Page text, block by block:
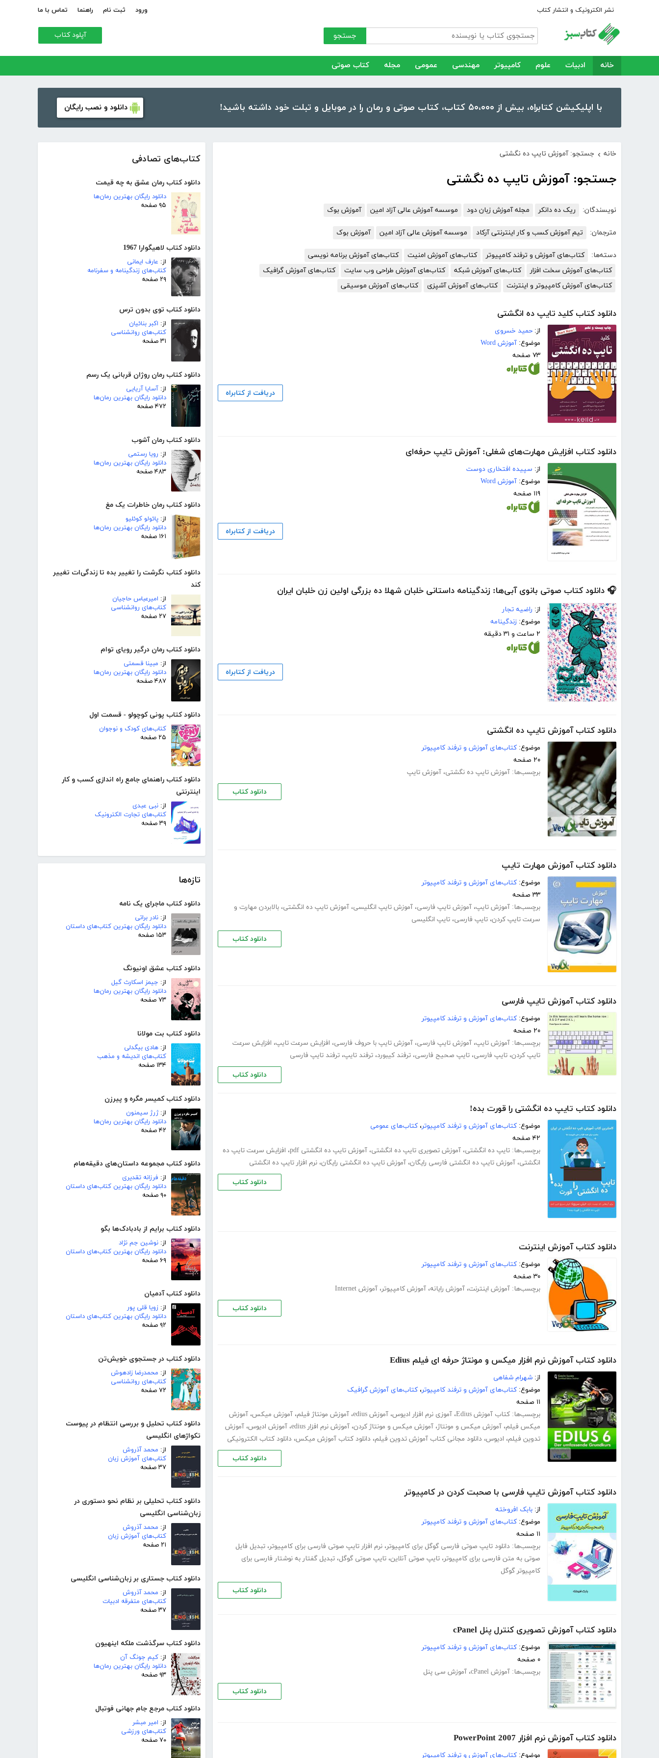
نشر الکترونیک و انتشار کتاب ورود ثبت نام راهنما تماس با ما
جستجو آپلود کتاب
خانه ادبیات علوم کامپیوتر مهندسی عمومی مجله کتاب صوتی
با اپلیکیشن کتابراه، بیش از ۵۰،۰۰۰ کتاب، کتاب صوتی و رمان را در موبایل و تبلت خود داشته باشید! دانلود و نصب رایگان
کتاب‌های تصادفی
دانلود کتاب رمان عشق به چه قیمت
دانلود رایگان بهترین رمان‌ها
۹۵ صفحه
دانلود کتاب لاهیگوارا 1967
از: عارف ایمانی
کتاب‌های زندگینامه و سفرنامه
۲۹ صفحه
دانلود کتاب توی بدون ترس
از: اکبر بنائیان
کتاب‌های روانشناسی
۳۱ صفحه
دانلود کتاب رمان روژان قربانی یک رسم
از: آسایا آریایی
دانلود رایگان بهترین رمان‌ها
۴۷۲ صفحه
دانلود کتاب رمان آشوب
از: رویا رستمی
دانلود رایگان بهترین رمان‌ها
۴۸۳ صفحه
دانلود کتاب رمان خاطرات یک مغ
از: پائولو کوئلیو
دانلود رایگان بهترین رمان‌ها
۱۶۱ صفحه
دانلود کتاب نگرشت را تغییر بده تا زندگی‌ات تغییر
کند
از: امیرعباس حاجیان
کتاب‌های روانشناسی
۲۷ صفحه
دانلود کتاب رمان درگیر رویای توام
از: مبینا قسمتی
دانلود رایگان بهترین رمان‌ها
۴۸۷ صفحه
دانلود کتاب پونی کوچولو - قسمت اول
کتاب‌های کودک و نوجوان
۲۵ صفحه
دانلود کتاب راهنمای جامع راه اندازی کسب و کار
اینترنتی
از: نبی عبدی
کتاب‌های تجارت الکترونیک
۳۹ صفحه
تازه‌ها
دانلود کتاب ماجرای یک نامه
از: نادر براتی
دانلود رایگان بهترین کتاب‌های داستان
۱۵۳ صفحه
دانلود کتاب عشق اونیونگ
از: جیمز اسکارث گیل
دانلود رایگان بهترین رمان‌ها
۷۳ صفحه
دانلود کتاب بت مولانا
از: هادی بیگدلی
کتاب‌های اندیشه و مذهب
۱۳۴ صفحه
دانلود کتاب کمیسر مگره و پیرزن
از:ژرژ سیمنون
دانلود رایگان بهترین رمان‌ها
۴۲ صفحه
دانلود کتاب مجموعه داستان‌های دقیقه‌هام
از: فرزانه تقدیری
دانلود رایگان بهترین کتاب‌های داستان
۹۰ صفحه
دانلود کتاب برایم از بادبادک‌ها بگو
از: نوشین جم نژاد
دانلود رایگان بهترین کتاب‌های داستان
۶۹ صفحه
دانلود کتاب آدمیان
از: زویا قلی پور
دانلود رایگان بهترین کتاب‌های داستان
۹۲ صفحه
دانلود کتاب در جستجوی خویش‌تن
از: محمدرضا زادهوش
کتاب‌های روانشناسی
۷۲ صفحه
دانلود کتاب تحلیل و بررسی انتظام در پیوست
تکواژهای انگلیسی
از: محمد آذروش
کتاب‌های آموزش زبان
۳۷ صفحه
دانلود کتاب تحلیلی بر نظام نحو دستوری در
زبان‌شناسی انگلیسی
از: محمد آذروش
کتاب‌های آموزش زبان
۲۱ صفحه
دانلود کتاب جستاری بر زبان‌شناسی انگلیسی
از: محمد آذروش
کتاب‌های متفرقه ادبیات
۳۷ صفحه
دانلود کتاب سرگذشت ملکه اینهیون
از: کیم جونگ آن
دانلود رایگان بهترین رمان‌ها
۹۳ صفحه
دانلود کتاب مرجع جام جهانی فوتبال
از: امیر مبشر
کتاب‌های ورزشی
۷۰ صفحه
خانه › جستجو: آموزش تایپ ده نگشتی
جستجو: آموزش تایپ ده نگشتی
نویسندگان: ریک ده دانکر مجله آموزش زبان دود موسسه آموزش عالی آزاد امین آموزش بوک
مترجمان: تیم آموزش کسب و کار اینترنتی آرکاد موسسه آموزش عالی آزاد امین آموزش بوک
دسته‌ها: کتاب‌های آموزش و ترفند کامپیوتر کتاب‌های آموزش امنیت
کتاب‌های آموزش برنامه نویسی
کتاب‌های آموزش سخت افزار
کتاب‌های آموزش شبکه کتاب‌های آموزش طراحی وب سایت
کتاب‌های آموزش گرافیک
کتاب‌های آموزش کامپیوتر و اینترنت
کتاب‌های آموزش آشپزی کتاب‌های آموزش موسیقی
دانلود کتاب کلید تایپ ده انگشتی
از: حمید خسروی
موضوع: آموزش Word
۷۳ صفحه
دریافت از کتابراه
دانلود کتاب افزایش مهارت‌های شغلی: آموزش تایپ حرفه‌ای
از: سپیده افتخاری دوست
موضوع: آموزش Word
۱۱۹ صفحه
دریافت از کتابراه
🎧 دانلود کتاب صوتی بانوی آبی‌ها: زندگینامه داستانی خلبان شهلا ده بزرگی اولین زن خلبان ایران
از: راضیه تجار
موضوع: زندگینامه
۲ ساعت و ۳۱ دقیقه
دریافت از کتابراه
دانلود کتاب آموزش تایپ ده انگشتی
موضوع: کتاب‌های آموزش و ترفند کامپیوتر
۲۰ صفحه
برچسب‌ها: آموزش تایپ ده‌ نگشتی، آموزش تایپ
دانلود کتاب
دانلود کتاب آموزش مهارت تایپ
موضوع: کتاب‌های آموزش و ترفند کامپیوتر
۳۳ صفحه
برچسب‌ها: آموزش تایپ، آموزش تایپ فارسی، آموزش تایپ انگلیسی، آموزش تایپ ده انگشتی، بالابردن مهارت و
سرعت تایپ کردن، تایپ فارسی، تایپ انگلیسی
دانلود کتاب
دانلود کتاب آموزش تایپ فارسی
موضوع: کتاب‌های آموزش و ترفند کامپیوتر
۲۰ صفحه
برچسب‌ها: آموزش تایپ، آموزش تایپ فارسی، آموزش تایپ با حروف فارسی، افزایش سرعت تایپ، افزایش سرعت
تایپ کردن، تایپ فارسی، تایپ صحیح فارسی، ترفند کیبورد، ترفند تایپ، ترفند تایپ فارسی
دانلود کتاب
دانلود کتاب تایپ ده انگشتی را قورت بده!
موضوع: کتاب‌های آموزش و ترفند کامپیوتر، کتاب‌های عمومی
۴۲ صفحه
برچسب‌ها: تایپ ده انگشتی، آموزش تصویری تایپ ده انگشتی، آموزش تایپ ده انگشتی pdf ، افزایش سرعت تایپ ده
انگشتی، آموزش تایپ ده انگشتی فارسی رایگان، آموزش تایپ ده انگشتی رایگان، نرم افزار تایپ ده انگشتی
دانلود کتاب
دانلود کتاب آموزش اینترنت
موضوع: کتاب‌های آموزش و ترفند کامپیوتر
۳۰ صفحه
برچسب‌ها: آموزش اینترنت، آموزش رایانه، آموزش کامپیوتر، آموزش Internet
دانلود کتاب
دانلود کتاب آموزش نرم افزار میکس و مونتاژ حرفه ای فیلم Edius
از: شهرام شفاهی
موضوع: کتاب‌های آموزش و ترفند کامپیوتر، کتاب‌های آموزش گرافیک
۱۱ صفحه
برچسب‌ها: کتاب آموزش Edius ، آموزی نرم افزار ادیوس، آموزش edius ، آموزش مونتاژ فیلم، آموزش میکس، آموزش
میکس فیلم، آموزش میکس و مونتاژ، آموزش میکس و مونتاژ کردن، آموزش نرم افزار edius ، آموزش ادیوس، آموزش
تدوین فیلم، ادیوس، دانلود مجانی کتاب آموزش تدوین فیلم، دانلود کتاب آموزش میکس، دانلود کتاب الکترونیکی
دانلود کتاب
دانلود کتاب آموزش تایپ فارسی با صحبت کردن در کامپیوتر
از: بابک افروخته
موضوع: کتاب‌های آموزش و ترفند کامپیوتر
۱۱ صفحه
برچسب‌ها: دانلود تایپ صوتی فارسی گوگل برای کامپیوتر، نرم افزار تایپ صوتی فارسی برای کامپیوتر، تبدیل فایل
صوتی به متن فارسی برای کامپیوتر، تایپ صوتی آنلاین، تایپ صوتی گوگل، تبدیل گفتار به نوشتار فارسی برای
کامپیوتر گوگل
دانلود کتاب
دانلود کتاب آموزش تصویری کنترل پنل cPanel
موضوع: کتاب‌های آموزش و ترفند کامپیوتر
۰ صفحه
برچسب‌ها: آموزش cPanel ، آموزش سی پنل
دانلود کتاب
دانلود کتاب آموزش نرم افزار PowerPoint 2007
موضوع: کتاب‌های آموزش و ترفند کامپیوتر